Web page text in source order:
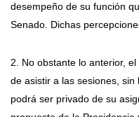
desempeño de su función
Senado. Dichas
2. No obstante lo anterior,
de asistir a las sesiones,
podrá ser privado de su